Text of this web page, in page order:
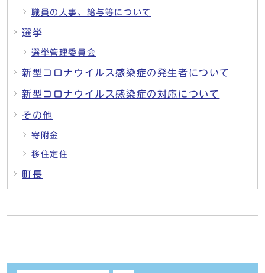
職員の人事、給与等について
選挙
選挙管理委員会
新型コロナウイルス感染症の発生者について
新型コロナウイルス感染症の対応について
その他
寄附金
移住定住
町長
しおり